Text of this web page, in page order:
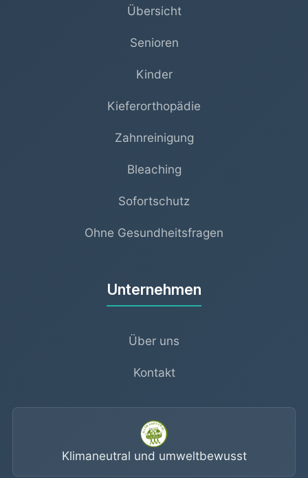
Übersicht
Senioren
Kinder
Kieferorthopädie
Zahnreinigung
Bleaching
Sofortschutz
Ohne Gesundheitsfragen
Unternehmen
Über uns
Kontakt
Klimaneutral und umweltbewusst